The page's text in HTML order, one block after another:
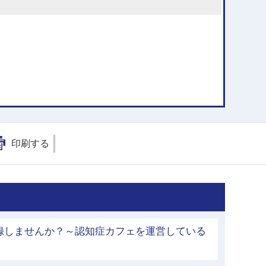
印刷する
ませんか？～認知症カフェを運営している